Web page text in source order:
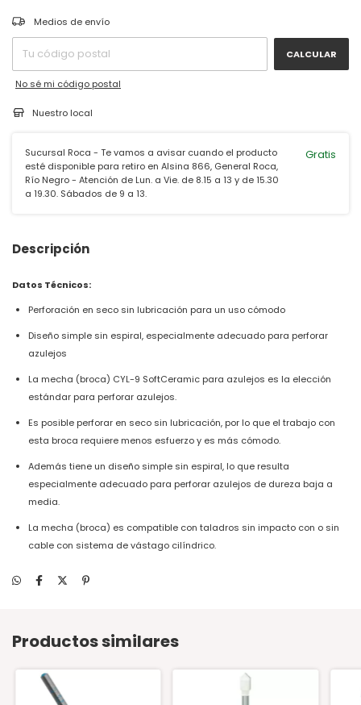
Entregas para el CP:
Medios de envío
CALCULAR
No sé mi código postal
Nuestro local
Sucursal Roca - Te vamos a avisar cuando el producto
esté disponible para retiro en Alsina 866, General Roca,
Río Negro - Atención de Lun. a Vie. de 8.15 a 13 y de 15.30
a 19.30. Sábados de 9 a 13.
Gratis
Descripción
Datos Técnicos:
Perforación en seco sin lubricación para un uso cómodo
Diseño simple sin espiral, especialmente adecuado para perforar
azulejos
La mecha (broca) CYL-9 SoftCeramic para azulejos es la elección
estándar para perforar azulejos.
Es posible perforar en seco sin lubricación, por lo que el trabajo con
esta broca requiere menos esfuerzo y es más cómodo.
Además tiene un diseño simple sin espiral, lo que resulta
especialmente adecuado para perforar azulejos de dureza baja a
media.
La mecha (broca) es compatible con taladros sin impacto con o sin
cable con sistema de vástago cilíndrico.
Productos similares